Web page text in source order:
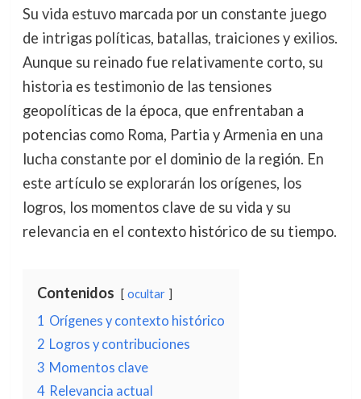
Su vida estuvo marcada por un constante juego
de intrigas políticas, batallas, traiciones y exilios.
Aunque su reinado fue relativamente corto, su
historia es testimonio de las tensiones
geopolíticas de la época, que enfrentaban a
potencias como Roma, Partia y Armenia en una
lucha constante por el dominio de la región. En
este artículo se explorarán los orígenes, los
logros, los momentos clave de su vida y su
relevancia en el contexto histórico de su tiempo.
Contenidos ocultar
1 Orígenes y contexto histórico
2 Logros y contribuciones
3 Momentos clave
4 Relevancia actual